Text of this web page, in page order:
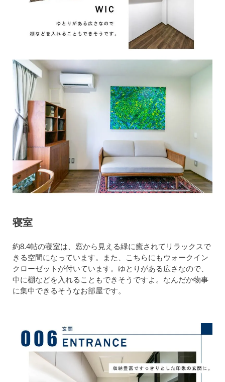
寝室
約8.4帖の寝室は、窓から見える緑に癒されてリラックスで
きる空間になっています。また、こちらにもウォークイン
クローゼットが付いています。ゆとりがある広さなので、
中に棚などを入れることもできそうですよ。なんだか物事
に集中できるそうなお部屋です。